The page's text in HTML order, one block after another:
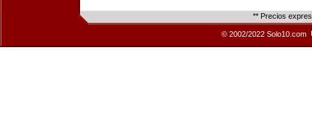
** Precios
© 2002/2022 Solo10.com